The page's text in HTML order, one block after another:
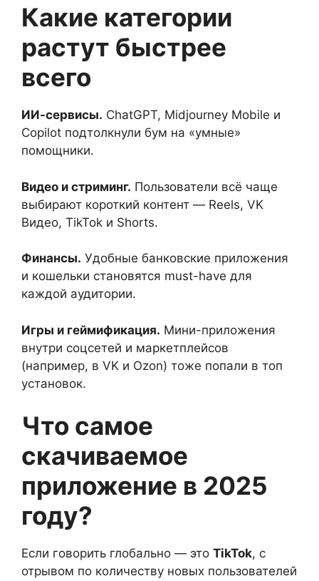
Какие категории
растут быстрее
всего
ИИ-сервисы. ChatGPT, Midjourney Mobile и
Copilot подтолкнули бум на «умные»
помощники.
Видео и стриминг. Пользователи всё чаще
выбирают короткий контент — Reels, VK
Видео, TikTok и Shorts.
Финансы. Удобные банковские приложения
и кошельки становятся must-have для
каждой аудитории.
Игры и геймификация. Мини-приложения
внутри соцсетей и маркетплейсов
(например, в VK и Ozon) тоже попали в топ
установок.
Что самое
скачиваемое
приложение в 2025
году?
Если говорить глобально — это TikTok, с
отрывом по количеству новых пользователей